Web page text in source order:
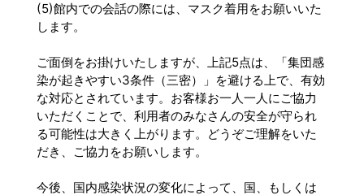
(5)館内での会話の際には、マスク着用をお願いいた
します。
ご面倒をお掛けいたしますが、上記5点は、「集団感
染が起きやすい3条件（三密）」を避ける上で、有効
な対応とされています。お客様お一人一人にご協力
いただくことで、利用者のみなさんの安全が守られ
る可能性は大きく上がります。どうぞご理解をいた
だき、ご協力をお願いします。
今後、国内感染状況の変化によって、国、もしくは